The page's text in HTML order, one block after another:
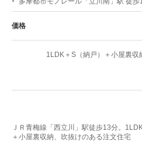
価格
1LDK＋S（納戸）＋小屋裏収
ＪＲ青梅線「西立川」駅徒歩13分。
＋小屋裏収納、吹抜けのある注文住宅